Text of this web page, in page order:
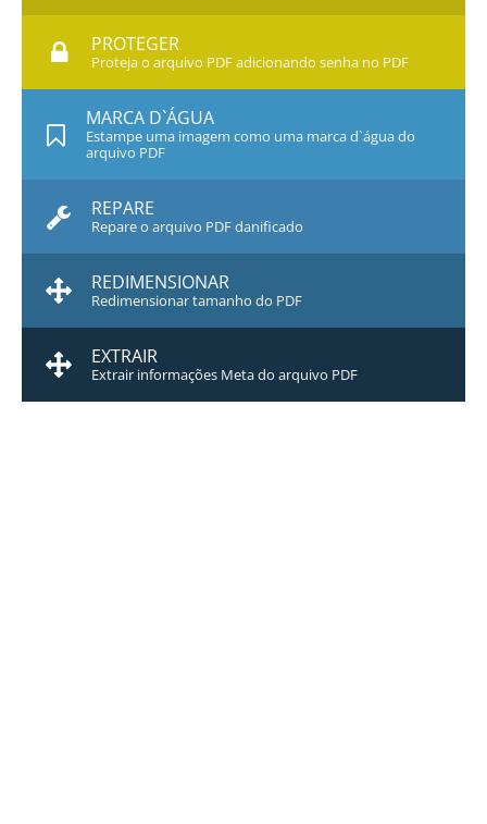
PROTEGER
Proteja o arquivo PDF adicionando senha no PDF
MARCA D`ÁGUA
Estampe uma imagem como uma marca d`água do
arquivo PDF
REPARE
Repare o arquivo PDF danificado
REDIMENSIONAR
Redimensionar tamanho do PDF
EXTRAIR
Extrair informações Meta do arquivo PDF